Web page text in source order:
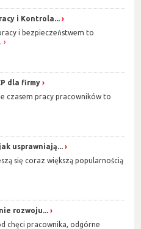
i Kontrola...
i bezpieczeństwem to
dla firmy
czasem pracy pracowników to
jak usprawniają...
się coraz większą popularnością
rozwoju...
chęci pracownika, odgórne